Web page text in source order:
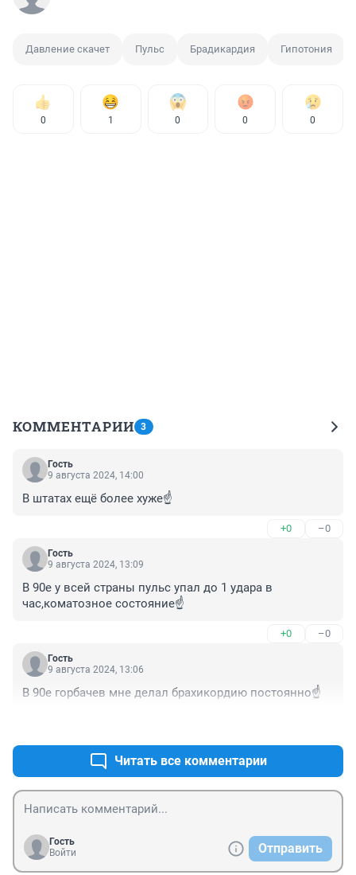
Давление скачет Пульс Брадикардия Гипотония
0 1 0 0 0
КОММЕНТАРИИ 3
Гость
9 августа 2024, 14:00
В штатах ещё более хуже☝️
+0 –0
Гость
9 августа 2024, 13:09
В 90е у всей страны пульс упал до 1 удара в
час,коматозное состояние☝️
+0 –0
Гость
9 августа 2024, 13:06
В 90е горбачев мне делал брахикордию постоянно☝️
Читать все комментарии
Гость
Войти
Отправить